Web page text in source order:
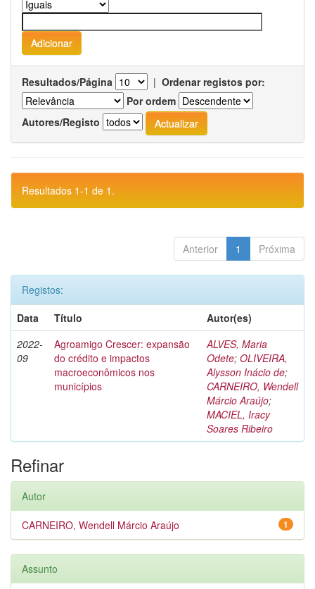
Resultados/Página | Ordenar registos por:
Por ordem
Autores/Registo
Resultados 1-1 de 1.
Anterior 1 Próxima
Registos:
Data
Título
Autor(es)
2022-
09
Agroamigo Crescer: expansão
do crédito e impactos
macroeconômicos nos
municípios
ALVES, Maria
Odete; OLIVEIRA,
Alysson Inácio de;
CARNEIRO, Wendell
Márcio Araújo;
MACIEL, Iracy
Soares Ribeiro
Refinar
Autor
1
CARNEIRO, Wendell Márcio Araújo
Assunto